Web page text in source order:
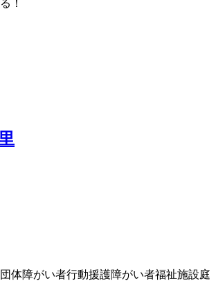
！
体障がい者行動援護障がい者福祉施設庭